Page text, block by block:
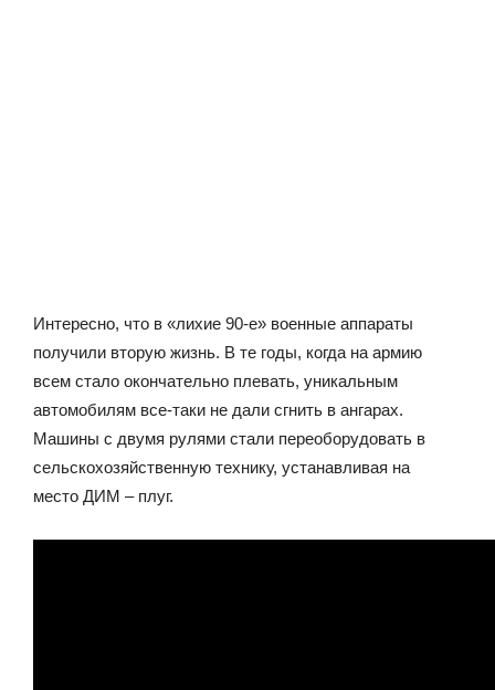
Интересно, что в «лихие 90-е» военные аппараты
получили вторую жизнь. В те годы, когда на армию
всем стало окончательно плевать, уникальным
автомобилям все-таки не дали сгнить в ангарах.
Машины с двумя рулями стали переоборудовать в
сельскохозяйственную технику, устанавливая на
место ДИМ – плуг.